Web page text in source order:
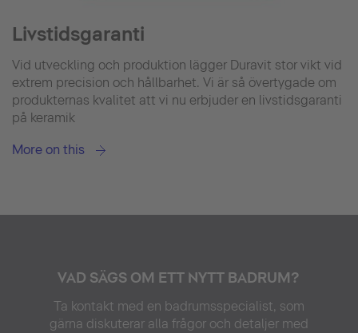
Livstidsgaranti
Vid utveckling och produktion lägger Duravit stor vikt vid
extrem precision och hållbarhet. Vi är så övertygade om
produkternas kvalitet att vi nu erbjuder en livstidsgaranti
på keramik
More on this
VAD SÄGS OM ETT NYTT BADRUM?
Ta kontakt med en badrumsspecialist, som
gärna diskuterar alla frågor och detaljer med